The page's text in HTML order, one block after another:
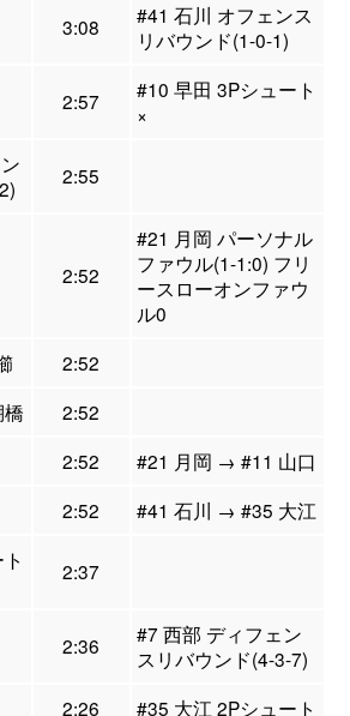
3:08
#41 石川 オフェンス
リバウンド(1-0-1)
2:57
#10 早田 3Pシュート
×
2:55
2:52
#21 月岡 パーソナル
ファウル(1-1:0) フリ
ースローオンファウ
ル0
2:52
2:52
2:52
#21 月岡 → #11 山口
2:52
#41 石川 → #35 大江
2:37
2:36
#7 西部 ディフェン
スリバウンド(4-3-7)
2:26
#35 大江 2Pシュート